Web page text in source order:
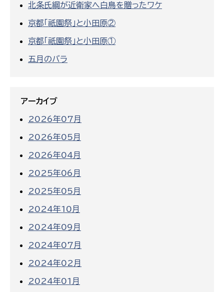
北条氏綱が近衛家へ白鳥を贈ったワケ
京都「祇園祭」と小田原②
京都「祇園祭」と小田原①
五月のバラ
アーカイブ
2026年07月
2026年05月
2026年04月
2025年06月
2025年05月
2024年10月
2024年09月
2024年07月
2024年02月
2024年01月